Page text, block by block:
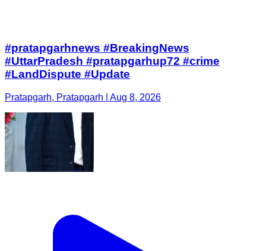
#pratapgarhnews #BreakingNews
#UttarPradesh #pratapgarhup72 #crime
#LandDispute #Update
Pratapgarh, Pratapgarh | Aug 8, 2026